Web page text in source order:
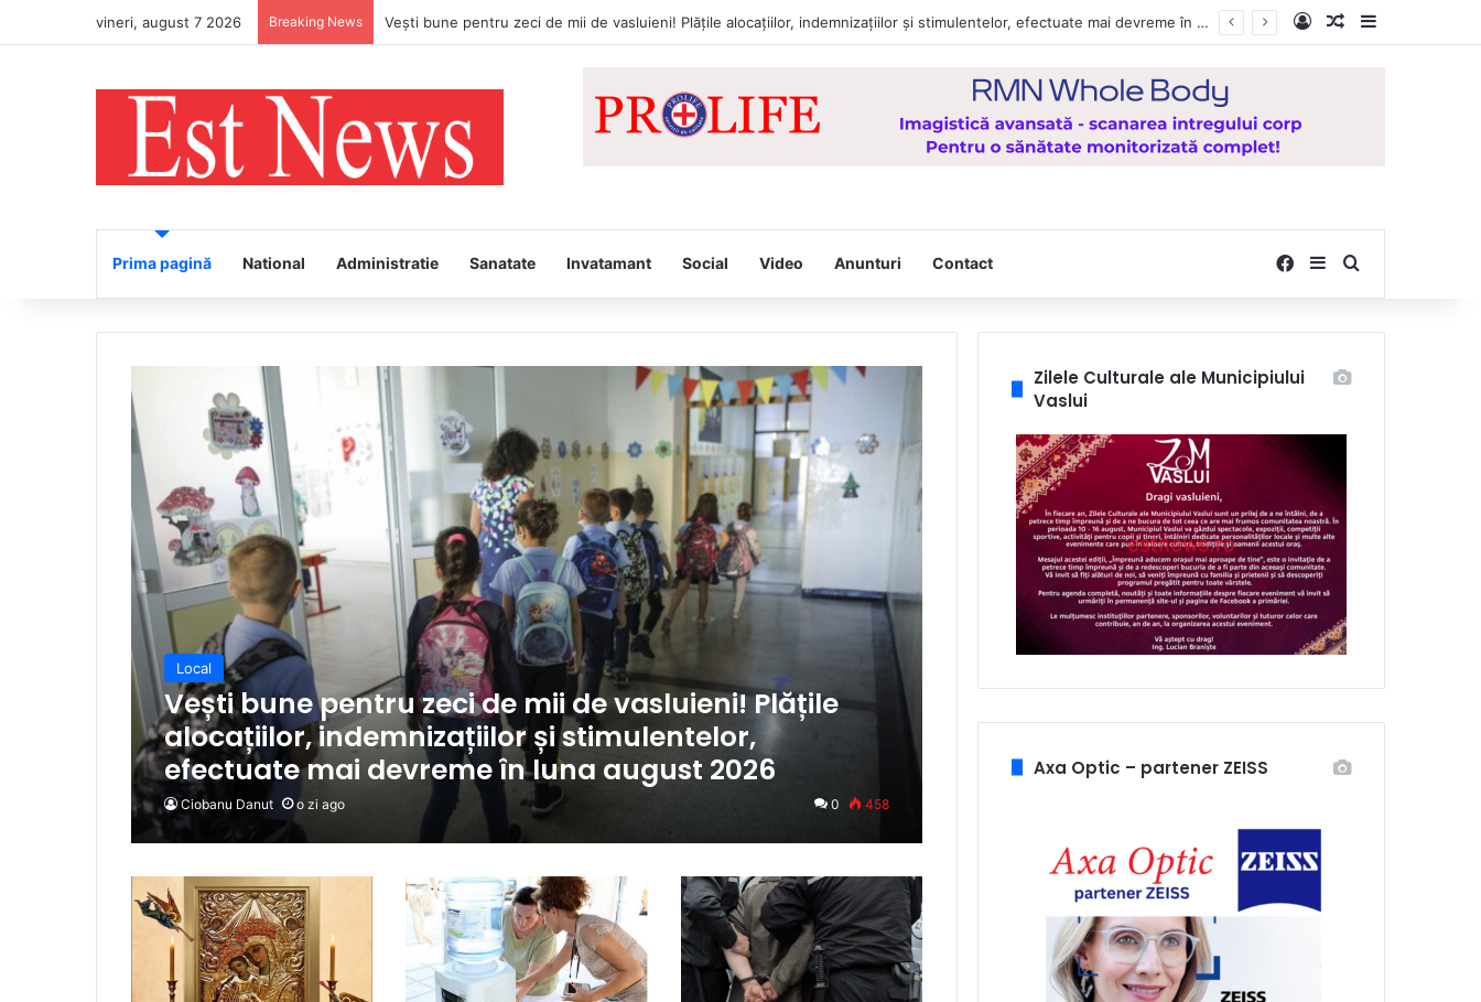
vineri, august 7 2026 Breaking News PS Ignatie va întâmpina, joi, la Vaslui, Icoana făcătoare de minuni a Maicii Domnului, de la Mănăstirea Hadâmbu Log InRandom Article
Prima pagină National Administratie Sanatate Invatamant Social Video Anunturi Contact Facebook
SidebarSearch for
Local
Vești bune pentru zeci de mii de vasluieni! Plățile
alocațiilor, indemnizațiilor și stimulentelor,
efectuate mai devreme în luna august 2026
Ciobanu Danut o zi ago 0 458
Zilele Culturale ale Municipiului
Vaslui
Axa Optic – partener ZEISS